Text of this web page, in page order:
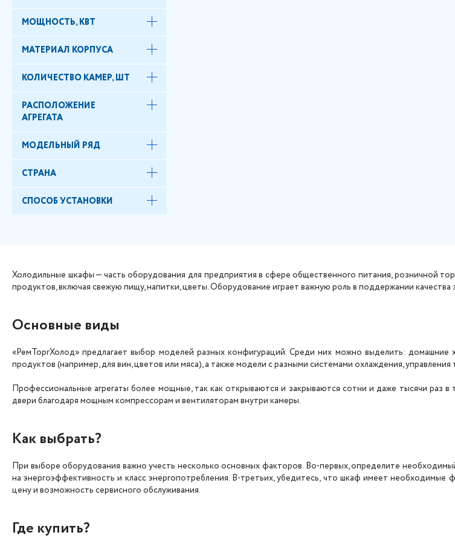
МОЩНОСТЬ, КВТ
МАТЕРИАЛ КОРПУСА
КОЛИЧЕСТВО КАМЕР, ШТ
РАСПОЛОЖЕНИЕ
АГРЕГАТА
МОДЕЛЬНЫЙ РЯД
СТРАНА
СПОСОБ УСТАНОВКИ
Холодильные шкафы — часть оборудования для предприятия в сфере общественного питания, розничной
продуктов, включая свежую пищу, напитки, цветы. Оборудование играет важную роль в поддержании качества
Основные виды
«РемТоргХолод» предлагает выбор моделей разных конфигураций. Среди них можно выделить:
продуктов (например, для вин, цветов или мяса), а также модели с разными системами охлаждения,
Профессиональные агрегаты более мощные, так как открываются и закрываются сотни и даже тысячи раз
двери благодаря мощным компрессорам и вентиляторам внутри камеры.
Как выбрать?
При выборе оборудования важно учесть несколько основных факторов. Во-первых, определите
на энергоэффективность и класс энергопотребления. В-третьих, убедитесь, что шкаф имеет необходимые
цену и возможность сервисного обслуживания.
Где купить?